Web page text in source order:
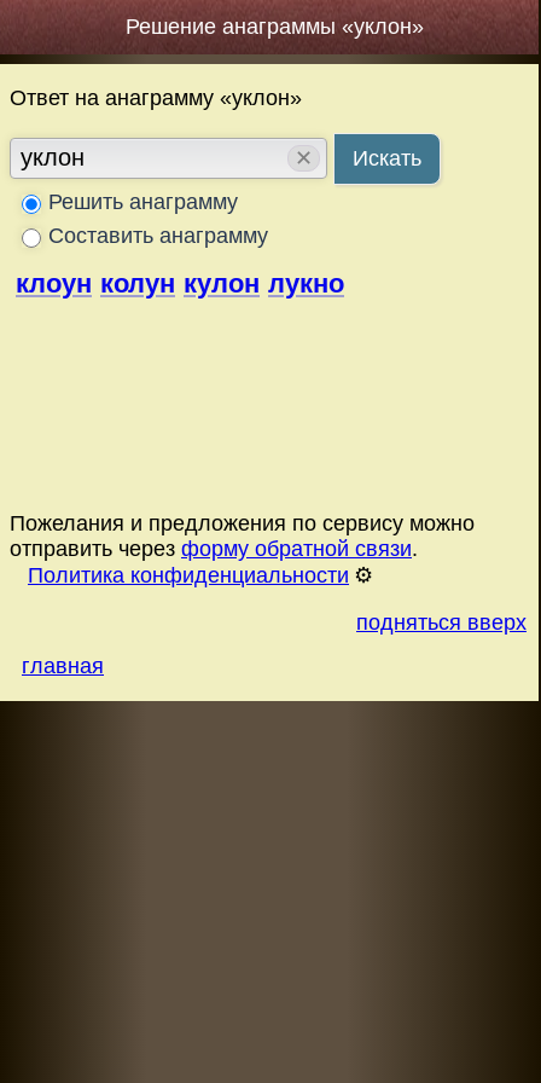
Решение анаграммы «уклон»
Ответ на анаграмму «уклон»
✕
Искать
Решить анаграмму
Составить анаграмму
клоун колун кулон лукно
Пожелания и предложения по сервису можно
отправить через форму обратной связи.
Политика конфиденциальности ⚙️
подняться вверх
главная